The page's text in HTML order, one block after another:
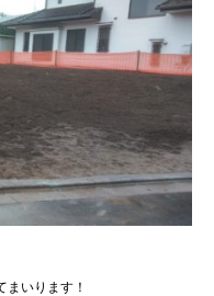
いります！